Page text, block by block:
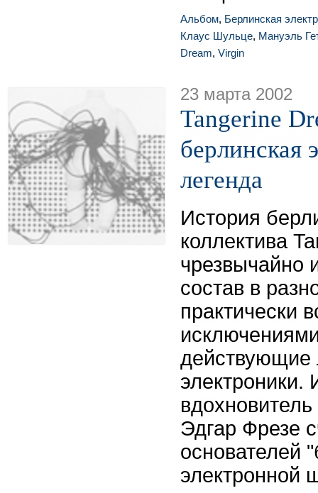
Альбом, Берлинская
Клаус Шульце, Мануэль
Dream, Virgin
23 марта 2002
Tangerine
берлинская
легенда
История
коллектива
чрезвычайно
состав в
практически
действующие
электроники.
Эдгар Фрезе
основателей
электронной